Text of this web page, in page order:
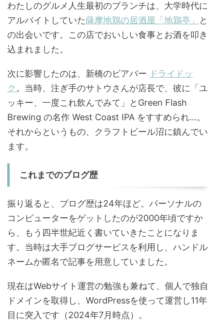
わたしのグルメ人生最初のブランチは、大学時代に
アルバイトしていた薩摩地鶏の居酒屋「地鶏亭」
と
の出会いです。この店でおいしい食事とお酒を叩き
込まれました。
次に影響したのは、新橋のビアバー ドライドッ
ク 。当時、注ぎ手のサトウさんが店長で、彼に「ユ
ッキー、一度これ飲んでみて」とGreen Flash
Brewing の名作 West Coast IPA をすすめられ…。
それからというもの、クラフトビール沼に鎮んでい
ます。
これまでのブログ歴
振り返ると、ブログ歴は24年ほど。パーソナルの
コンピューターをゲットしたのが2000年頃ですか
ら、もう四半世紀近く書いていきたことになりま
す。当時は大手ブログサービスを利用し、ハンドル
ネームか匿名で記事を用意していました。
現在はWebサイト運営の勉強も兼ねて、個人で独自
ドメインを取得し、WordPressを使って運営し11年
目に突入です（2024年7月時点）。